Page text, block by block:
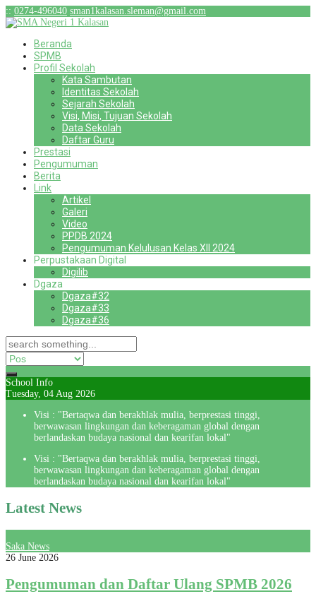
:: 0274-496040 sman1kalasan.sleman@gmail.com
Beranda
SPMB
Profil Sekolah
Kata Sambutan
Identitas Sekolah
Sejarah Sekolah
Visi, Misi, Tujuan Sekolah
Data Sekolah
Daftar Guru
Prestasi
Pengumuman
Berita
Link
Artikel
Galeri
Video
PPDB 2024
Pengumuman Kelulusan Kelas XII 2024
Perpustakaan Digital
Digilib
Dgaza
Dgaza#32
Dgaza#33
Dgaza#36
School Info
Tuesday, 04 Aug 2026
Visi : "Bertaqwa dan berakhlak mulia, berprestasi tinggi,
berwawasan lingkungan dan keberagaman global dengan
berlandaskan budaya nasional dan kearifan lokal"
Visi : "Bertaqwa dan berakhlak mulia, berprestasi tinggi,
berwawasan lingkungan dan keberagaman global dengan
berlandaskan budaya nasional dan kearifan lokal"
Latest News
Saka News
26 June 2026
Pengumuman dan Daftar Ulang SPMB 2026